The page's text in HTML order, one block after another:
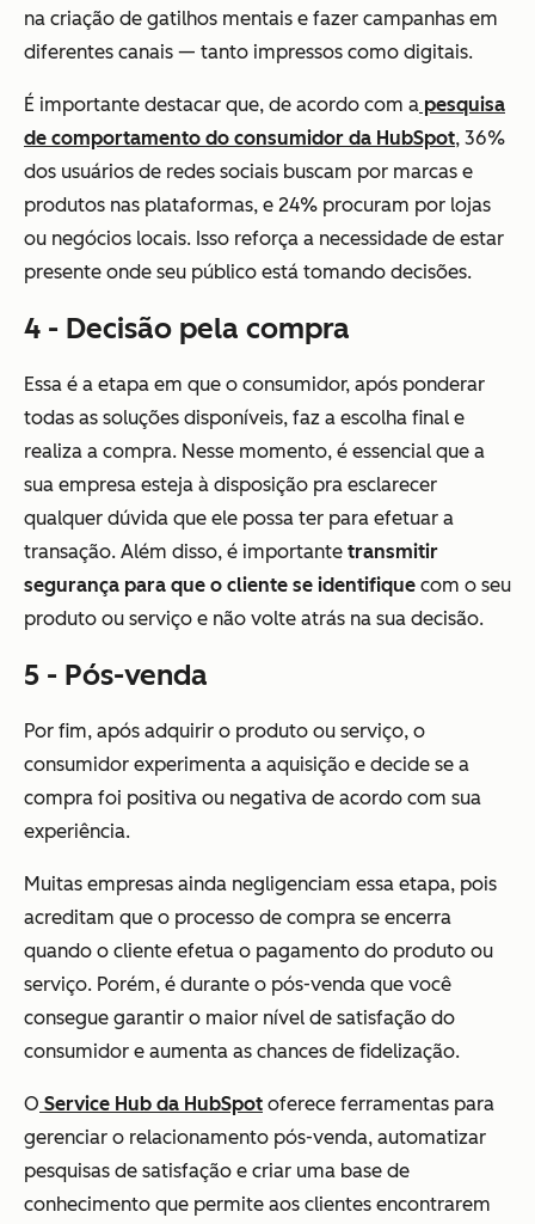
na criação de gatilhos mentais e fazer campanhas em
diferentes canais — tanto impressos como digitais.
É importante destacar que, de acordo com a pesquisa
de comportamento do consumidor da HubSpot, 36%
dos usuários de redes sociais buscam por marcas e
produtos nas plataformas, e 24% procuram por lojas
ou negócios locais. Isso reforça a necessidade de estar
presente onde seu público está tomando decisões.
4 - Decisão pela compra
Essa é a etapa em que o consumidor, após ponderar
todas as soluções disponíveis, faz a escolha final e
realiza a compra. Nesse momento, é essencial que a
sua empresa esteja à disposição pra esclarecer
qualquer dúvida que ele possa ter para efetuar a
transação. Além disso, é importante transmitir
segurança para que o cliente se identifique com o seu
produto ou serviço e não volte atrás na sua decisão.
5 - Pós-venda
Por fim, após adquirir o produto ou serviço, o
consumidor experimenta a aquisição e decide se a
compra foi positiva ou negativa de acordo com sua
experiência.
Muitas empresas ainda negligenciam essa etapa, pois
acreditam que o processo de compra se encerra
quando o cliente efetua o pagamento do produto ou
serviço. Porém, é durante o pós-venda que você
consegue garantir o maior nível de satisfação do
consumidor e aumenta as chances de fidelização.
O Service Hub da HubSpot oferece ferramentas para
gerenciar o relacionamento pós-venda, automatizar
pesquisas de satisfação e criar uma base de
conhecimento que permite aos clientes encontrarem